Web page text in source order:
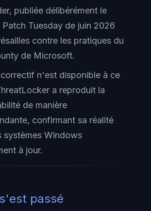
publiée délibérément le
Patch Tuesday de juin 2026
contre les pratiques du
de Microsoft.
n'est disponible à ce
a reproduit la
de manière
confirmant sa réalité
systèmes Windows
à jour.
passé